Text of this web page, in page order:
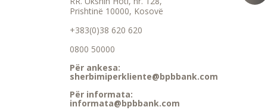
Prishtinë 10000, Kosovë
+383(0)38 620 620
0800 50000
Për ankesa:
sherbimiperkliente@bpbbank.com
Për informata:
informata@bpbbank.com